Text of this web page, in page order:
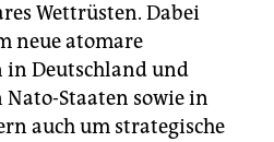
Wettrüsten. Dabei
neue atomare
Deutschland und
Staaten sowie in
auch um strategische